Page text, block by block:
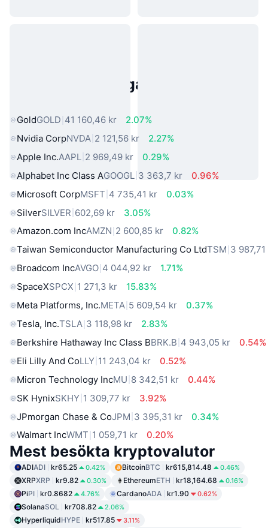
Populära tillgångar från den
GoldGOLD 41 160,46 kr
2.07%
Nvidia CorpNVDA 2 121,56 kr
2.27%
Apple Inc.AAPL 2 969,49 kr
0.29%
Alphabet Inc Class AGOOGL 3 363,7 kr
0.96%
Microsoft CorpMSFT 4 735,41 kr
0.03%
SilverSILVER 602,69 kr
3.05%
Amazon.com IncAMZN 2 600,85 kr
0.82%
Taiwan Semiconductor Manufacturing Co LtdTSM 3
Broadcom IncAVGO 4 044,92 kr
1.71%
SpaceXSPCX 1 271,3 kr
15.83%
Meta Platforms, Inc.META 5 609,54 kr
0.37%
Tesla, Inc.TSLA 3 118,98 kr
2.83%
Berkshire Hathaway Inc Class BBRK.B 4 943,05 kr
0.54%
Eli Lilly And CoLLY 11 243,04 kr
0.52%
Micron Technology IncMU 8 342,51 kr
0.44%
SK HynixSKHY 1 309,77 kr
3.92%
JPmorgan Chase & CoJPM 3 395,31 kr
0.34%
Walmart IncWMT 1 059,71 kr 0.20%
Mest besökta kryptovalutor
ADIADI kr65.25 0.42% BitcoinBTC kr615,814.48 0.46%
XRPXRP kr9.82 0.30% EthereumETH kr18,164.68 0.16%
PiPI kr0.8682 4.76% CardanoADA kr1.90 0.62%
SolanaSOL kr708.82 2.06%
HyperliquidHYPE kr517.85 3.11%